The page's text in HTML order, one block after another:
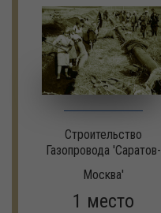
Строительство
Газопровода 'Саратов-
Москва'
1 место